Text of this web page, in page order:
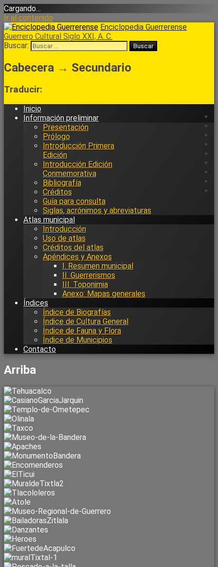
Cargando…
Ir al contenido
Enciclopedia Guerrerense
Guerrero Cultural Siglo XXI, A. C.
Buscar:
Cabecera → Secundario
Traducir:
Inicio
Información preliminar
Presentación
Prólogo
Introducción Primera
Edición
Introducción Edición
Conmemorativa
Bibliografía
Créditos
Guía para consulta
Siglas, acrónimos y abreviaturas
Atlas municipal
Introducción
Uso de atlas
Créditos del atlas
Apéndices y Anexos
I. Resumen municipal
II. Guerrerismos
III. Toponimia
Anexo: Mapas generales
Índices
Índice de Biografías
Índice de Cultura General
Índice de Fauna y Flora
Índice de Municipios
Contacto
Arriba